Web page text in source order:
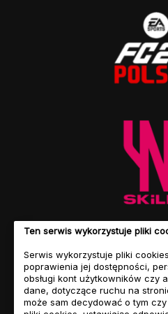
Ten serwis wykorzystuje pliki
Serwis wykorzystuje pliki
poprawienia jej dostępności,
obsługi kont użytkowników czy
dane, dotyczące ruchu na
może sam decydować o tym